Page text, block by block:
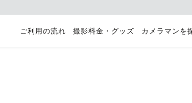
ご利用の流れ 撮影料金・グッズ カメラマンを